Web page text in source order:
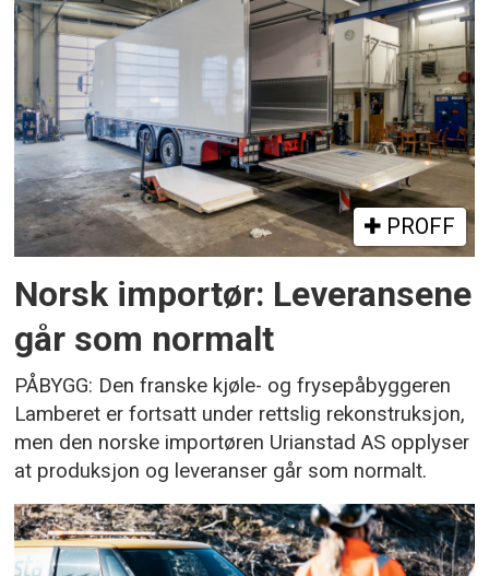
PROFF
Norsk importør: Leveransene
går som normalt
PÅBYGG: Den franske kjøle- og frysepåbyggeren
Lamberet er fortsatt under rettslig rekonstruksjon,
men den norske importøren Urianstad AS opplyser
at produksjon og leveranser går som normalt.